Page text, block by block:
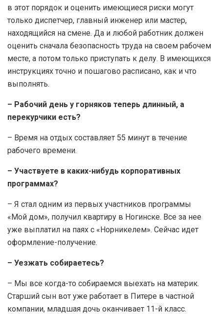
в этот порядок и оценить имеющиеся риски могут
только диспетчер, главный инженер или мастер,
находящийся на смене. Да и любой работник должен
оценить сначала безопасность труда на своем рабочем
месте, а потом только приступать к делу. В имеющихся
инструкциях точно и пошагово расписано, как и что
выполнять.
– Рабочий день у горняков теперь длинный, а
перекурчики есть?
– Время на отдых составляет 55 минут в течение
рабочего времени.
– Участвуете в каких-нибудь корпоративных
программах?
– Я стал одним из первых участников программы
«Мой дом», получил квартиру в Ногинске. Все за нее
уже выплатил на паях с «Норникелем». Сейчас идет
оформление-получение.
– Уезжать собираетесь?
– Мы все когда-то собираемся выехать на материк.
Старший сын вот уже работает в Питере в частной
компании, младшая дочь оканчивает 11-й класс.